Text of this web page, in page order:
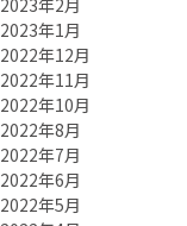
2023年2月
2023年1月
2022年12月
2022年11月
2022年10月
2022年8月
2022年7月
2022年6月
2022年5月